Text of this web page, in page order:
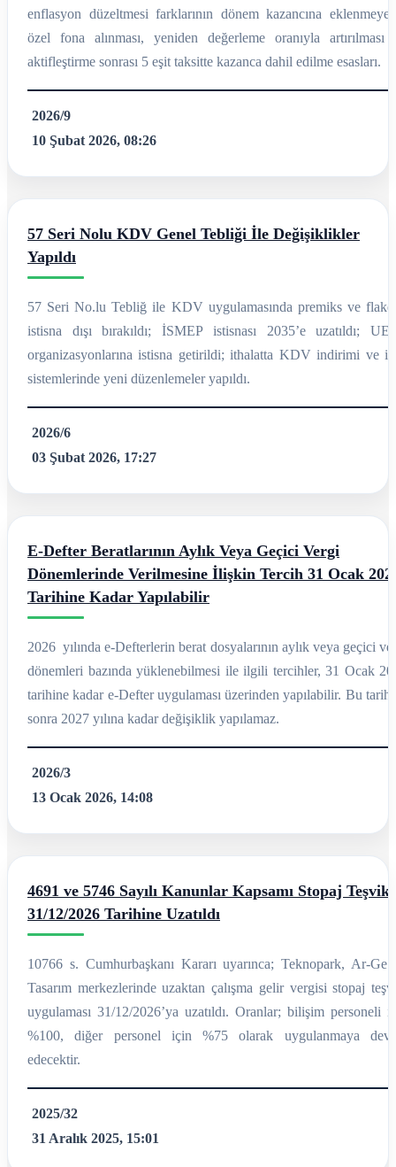
enflasyon düzeltmesi farklarının dönem kazancına
özel fona alınması, yeniden değerleme oranıyla artırılması
aktifleştirme sonrası 5 eşit taksitte kazanca dahil edilme esasları.
2026/9
10 Şubat 2026, 08:26
57 Seri Nolu KDV Genel Tebliği İle Değişiklikler
Yapıldı
57 Seri No.lu Tebliğ ile KDV uygulamasında premiks ve
istisna dışı bırakıldı; İSMEP istisnası 2035’e uzatıldı;
organizasyonlarına istisna getirildi; ithalatta KDV indirimi ve
sistemlerinde yeni düzenlemeler yapıldı.
2026/6
03 Şubat 2026, 17:27
E-Defter Beratlarının Aylık Veya Geçici Vergi
Dönemlerinde Verilmesine İlişkin Tercih 31 Ocak
Tarihine Kadar Yapılabilir
2026 yılında e-Defterlerin berat dosyalarının aylık veya geçici
dönemleri bazında yüklenebilmesi ile ilgili tercihler, 31 Ocak
tarihine kadar e-Defter uygulaması üzerinden yapılabilir. Bu
sonra 2027 yılına kadar değişiklik yapılamaz.
2026/3
13 Ocak 2026, 14:08
4691 ve 5746 Sayılı Kanunlar Kapsamı Stopaj Teşviki
31/12/2026 Tarihine Uzatıldı
10766 s. Cumhurbaşkanı Kararı uyarınca; Teknopark, Ar-Ge
Tasarım merkezlerinde uzaktan çalışma gelir vergisi stopaj
uygulaması 31/12/2026’ya uzatıldı. Oranlar; bilişim personeli
%100, diğer personel için %75 olarak uygulanmaya
edecektir.
2025/32
31 Aralık 2025, 15:01